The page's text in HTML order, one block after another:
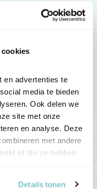
en advertenties te
media te bieden
Ook delen we
site met onze
en analyse. Deze
met andere
of die ze hebben
Details tonen
acties en tips